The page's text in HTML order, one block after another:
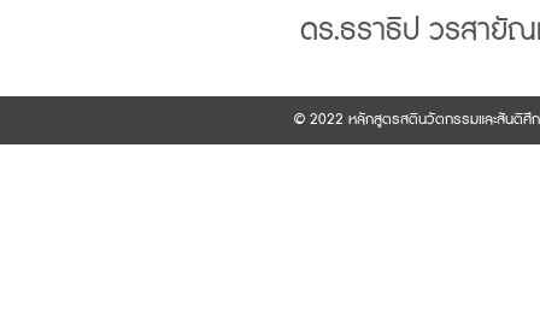
ดร.ธราธิป วรสายัณ
© 2022 หลักสูตรสตินวัตกรรมและสันติศึ